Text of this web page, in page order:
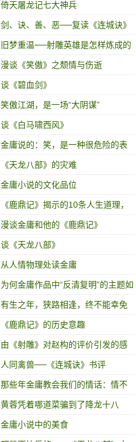
倚天屠龙记七大神兵
剑、诀、善、恶──复读《连城诀》
旧梦重温──射雕英雄是怎样炼成的
漫谈《笑傲》之颓情与伤逝
谈《碧血剑》
笑傲江湖，是一场“大阴谋”
谈《白马啸西风》
​金庸说的：笑，是一种很危险的表
情
《天龙八部》的灾难
金庸小说的文化品位
《鹿鼎记》揭示的10条人生道理，
条条值得N刷
漫谈金庸和他的《鹿鼎记》
谈《天龙八部》
从人情物理处读金庸
为何金庸作品中“反清复明”的主题如
此明显？他与清朝有何仇恨？
有生之年，狭路相逢，终不能幸免
《鹿鼎记》的历史意趣
由《射雕》对赵构的评价引发的感
慨
人同禽兽──《连城诀》书评
那些年金庸教会我们的情话：情不
知所起 一往而深！
黄蓉凭着哪道菜骗到了降龙十八
掌？
金庸小说中的美食